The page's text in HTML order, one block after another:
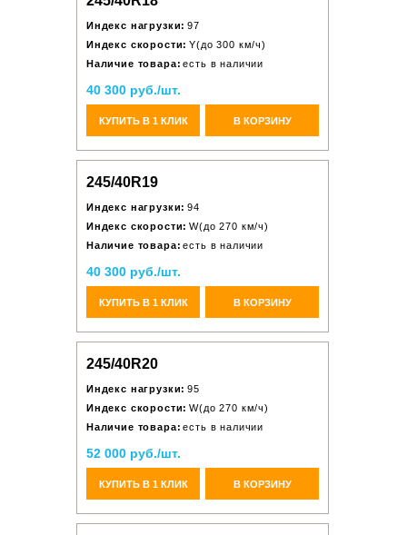
Индекс нагрузки: 97
Индекс скорости: Y(до 300 км/ч)
Наличие товара: есть в наличии
40 300 руб./шт.
КУПИТЬ В 1 КЛИК В КОРЗИНУ
245/40R19
Индекс нагрузки: 94
Индекс скорости: W(до 270 км/ч)
Наличие товара: есть в наличии
40 300 руб./шт.
КУПИТЬ В 1 КЛИК В КОРЗИНУ
245/40R20
Индекс нагрузки: 95
Индекс скорости: W(до 270 км/ч)
Наличие товара: есть в наличии
52 000 руб./шт.
КУПИТЬ В 1 КЛИК В КОРЗИНУ